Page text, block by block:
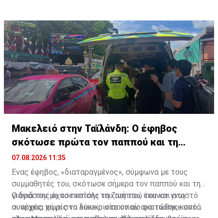
Μακελειό στην Ταϊλάνδη: Ο έφηβος
σκότωσε πρώτα τον παππού και τη
γιαγιά του
07.08.2026 11:35
Ένας έφηβος, «διαταραγμένος», σύμφωνα με τους
συμμαθητές του, σκότωσε σήμερα τον παππού και τη
γιαγιά του με το πιστόλι του παππού του και στη
συνέχεια πήγε στο λύκειο στο οποίο φοιτούσε, κοντά
Ο δράστης έχασε επίσης τη ζωή του, έκαναν γνωστό
οι αρχές, χωρίς να διευκρινίσουν αν σκοτώθηκε από